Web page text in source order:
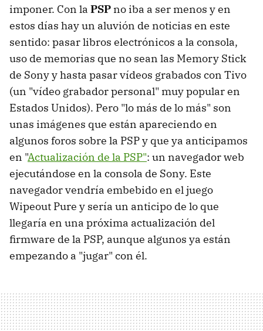
imponer. Con la PSP no iba a ser menos y en
estos días hay un aluvión de noticias en este
sentido: pasar libros electrónicos a la consola,
uso de memorias que no sean las Memory Stick
de Sony y hasta pasar vídeos grabados con Tivo
(un "vídeo grabador personal" muy popular en
Estados Unidos). Pero "lo más de lo más" son
unas imágenes que están apareciendo en
algunos foros sobre la PSP y que ya anticipamos
en "Actualización de la PSP": un navegador web
ejecutándose en la consola de Sony. Este
navegador vendría embebido en el juego
Wipeout Pure y sería un anticipo de lo que
llegaría en una próxima actualización del
firmware de la PSP, aunque algunos ya están
empezando a "jugar" con él.